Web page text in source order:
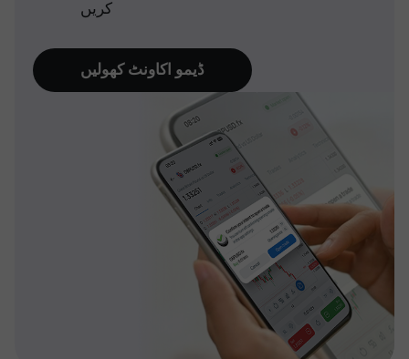
کریں
ڈیمو اکاونٹ کھولیں